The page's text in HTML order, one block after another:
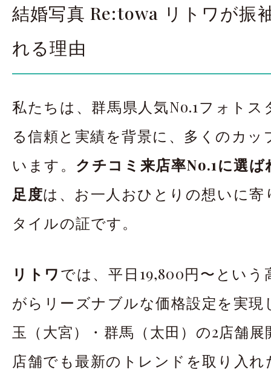
結婚写真 Re:towa リトワが振
れる理由
私たちは、群馬県人気No.1フォト
る信頼と実績を背景に、多くのカ
います。 クチコミ来店率No.1に選
足度は、お一人おひとりの想いに寄
タイルの証です。
リトワでは、平日19,800円〜とい
がらリーズナブルな価格設定を実現
玉（大宮）・群馬（太田）の2店舗
店舗でも最新のトレンドを取り入